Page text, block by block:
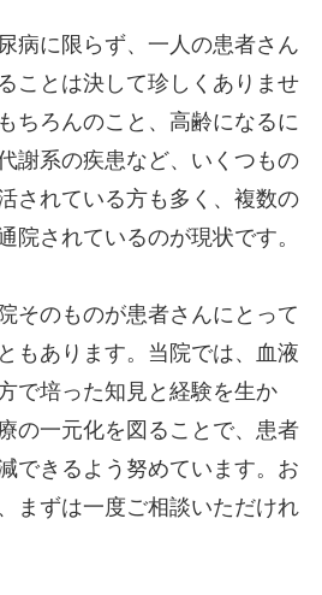
病に限らず、一人の患者さん
ことは決して珍しくありませ
ちろんのこと、高齢になるに
謝系の疾患など、いくつもの
されている方も多く、複数の
院されているのが現状です。
そのものが患者さんにとって
もあります。当院では、血液
で培った知見と経験を生か
の一元化を図ることで、患者
できるよう努めています。お
まずは一度ご相談いただけれ